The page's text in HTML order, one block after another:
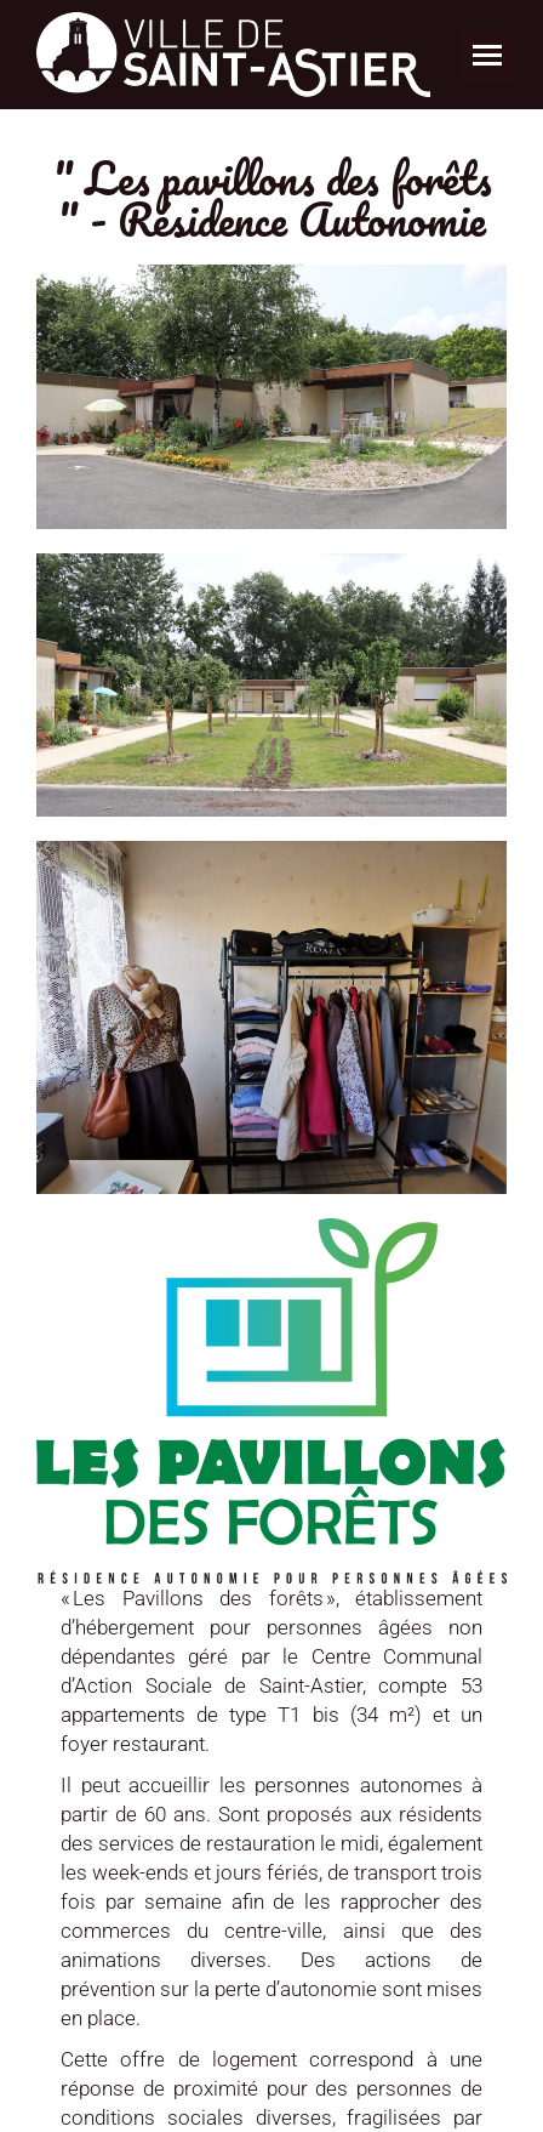
" Les pavillons des forêts
" - Résidence Autonomie
« Les Pavillons des forêts », établissement
d’hébergement pour personnes âgées non
dépendantes géré par le Centre Communal
d’Action Sociale de Saint-Astier, compte 53
appartements de type T1 bis (34 m²) et un
foyer restaurant.
Il peut accueillir les personnes autonomes à
partir de 60 ans. Sont proposés aux résidents
des services de restauration le midi, également
les week-ends et jours fériés, de transport trois
fois par semaine afin de les rapprocher des
commerces du centre-ville, ainsi que des
animations diverses. Des actions de
prévention sur la perte d’autonomie sont mises
en place.
Cette offre de logement correspond à une
réponse de proximité pour des personnes de
conditions sociales diverses, fragilisées par